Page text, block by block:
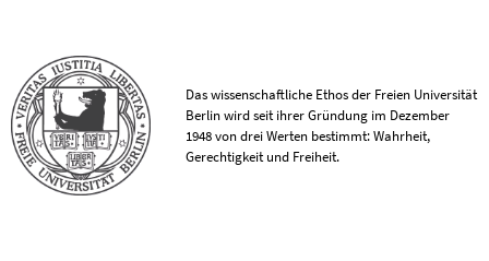
Das wissenschaftliche Ethos der Freien Universität
Berlin wird seit ihrer Gründung im Dezember
1948 von drei Werten bestimmt: Wahrheit,
Gerechtigkeit und Freiheit.